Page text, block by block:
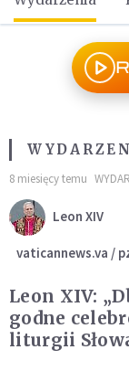
8 miesięcy temu
Leon XIV
vaticannews.va /
Leon XIV:
godne
liturgii